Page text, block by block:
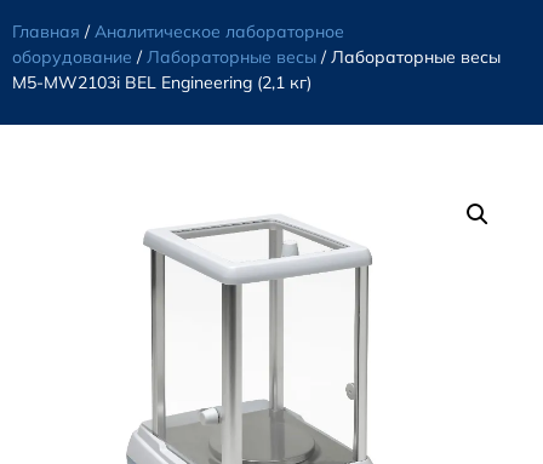
Главная /Аналитическое лабораторное
оборудование /Лабораторные весы / Лабораторные весы
M5-MW2103i BEL Engineering (2,1 кг)